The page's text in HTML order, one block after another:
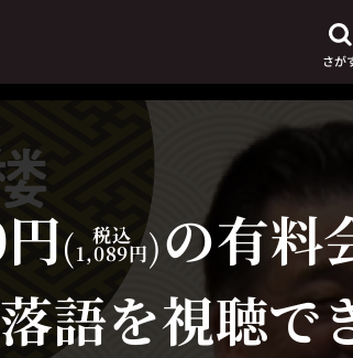
さが
からさがす
目
時間からさがす
( 税込
1,089円)の有料
語を視聴で